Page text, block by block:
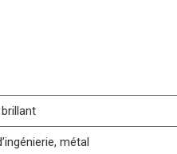
métal